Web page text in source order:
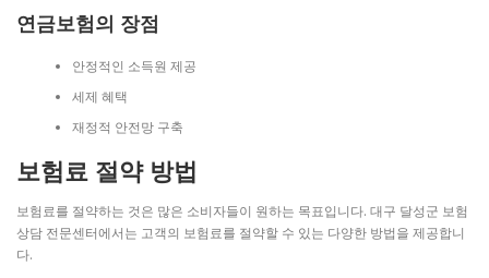
연금보험의 장점
안정적인 소득원 제공
세제 혜택
재정적 안전망 구축
보험료 절약 방법
보험료를 절약하는 것은 많은 소비자들이 원하는 목표입니다. 대구 달성군 보험
상담 전문센터에서는 고객의 보험료를 절약할 수 있는 다양한 방법을 제공합니
다.